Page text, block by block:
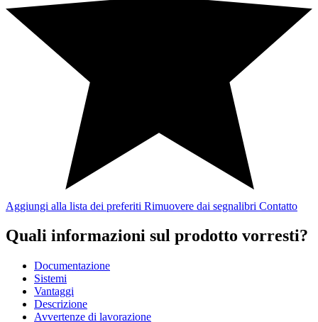
Aggiungi alla lista dei preferiti Rimuovere dai segnalibri Contatto
Quali informazioni sul prodotto vorresti?
Documentazione
Sistemi
Vantaggi
Descrizione
Avvertenze di lavorazione